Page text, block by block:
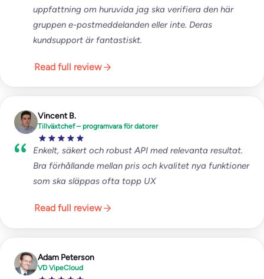
uppfattning om huruvida jag ska verifiera den här
gruppen e-postmeddelanden eller inte. Deras
kundsupport är fantastiskt.
Read full review
Vincent B.
Tillväxtchef – programvara för datorer
Enkelt, säkert och robust API med relevanta resultat.
Bra förhållande mellan pris och kvalitet nya funktioner
som ska släppas ofta topp UX
Read full review
Adam Peterson
VD VipeCloud